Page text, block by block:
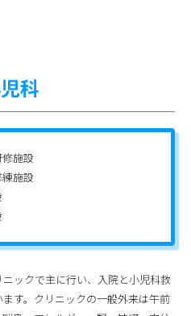
科
施設
施設
ックで主に行い、入院と小児科救
す。クリニックの一般外来は午前